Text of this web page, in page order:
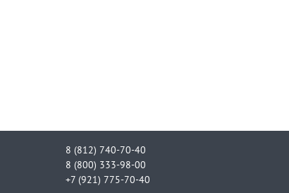
8 (812) 740-70-40
8 (800) 333-98-00
+7 (921) 775-70-40